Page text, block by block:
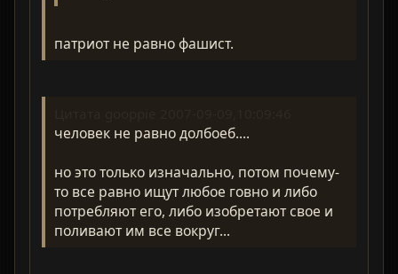
патриот не равно фашист.
человек не равно долбоеб....
но это только изначально, потом почему-
то все равно ищут любое говно и либо
потребляют его, либо изобретают свое и
поливают им все вокруг...